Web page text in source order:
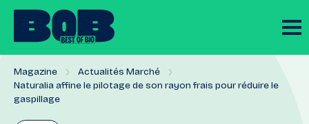
Magazine
Actualités Marché
Naturalia affine le pilotage de son rayon frais pour réduire le
gaspillage